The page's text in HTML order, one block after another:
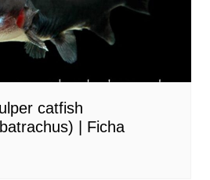
catfish
| Ficha